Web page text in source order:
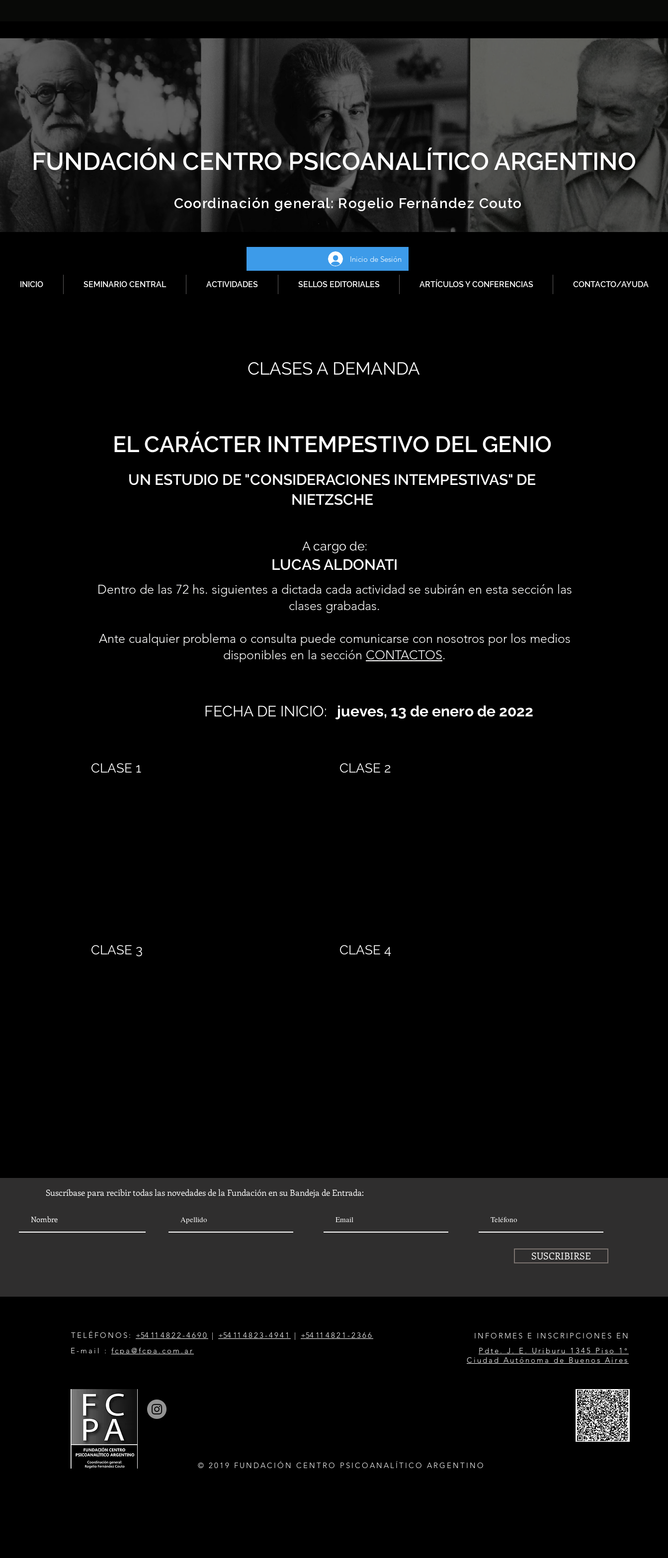
FUNDACIÓN CENTRO PSICOANALÍTICO ARGENTINO
Coordinación general:Rogelio Fernández Couto
Inicio de Sesión
INICIO SEMINARIO CENTRAL ACTIVIDADES SELLOS EDITORIALES ARTÍCULOS Y CONFERENCIAS CONTACTO/AYUDA
CLASES A DEMANDA
EL CARÁCTER INTEMPESTIVO DEL GENIO
UN ESTUDIO DE "CONSIDERACIONES INTEMPESTIVAS" DE
NIETZSCHE
A cargo de:
LUCAS ALDONATI
Dentro de las 72 hs. siguientes a dictada cada actividad se subirán en esta sección las
clases grabadas.
Ante cualquier problema o consulta puede comunicarse con nosotros por los medios
disponibles en la sección CONTACTOS.
FECHA DE INICIO: jueves, 13 de enero de 2022
CLASE 1
CLASE 3
CLASE 2
CLASE 4
Suscríbase para recibir todas las novedades de la Fundación en su Bandeja de Entrada:
SUSCRIBIRSE
TELÉFONOS: +54 11 4822-4690 | +54 1 1 4823-4941 | +54 1 1 4821-2366
E-mail : fcpa@fcpa.com.ar
INFORMES E INSCRIPCIONES EN
Pdte. J. E. Uriburu 1345 Piso 1°
Ciudad Autónoma de Buenos Aires
© 2019 FUNDACIÓN CENTRO PSICOANALÍTICO ARGENTINO